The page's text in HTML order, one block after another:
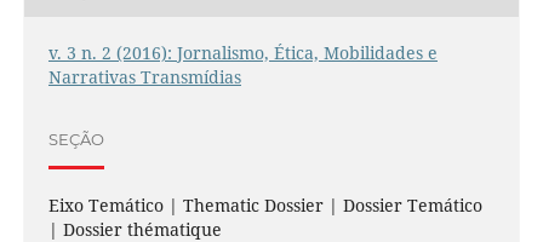
v. 3 n. 2 (2016): Jornalismo, Ética, Mobilidades e
Narrativas Transmídias
SEÇÃO
Eixo Temático | Thematic Dossier | Dossier Temático
| Dossier thématique